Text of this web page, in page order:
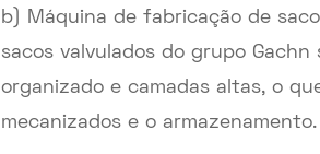
b) Máquina de fabricação de
sacos valvulados do grupo
organizado e camadas altas, o
mecanizados e o armazenamento.